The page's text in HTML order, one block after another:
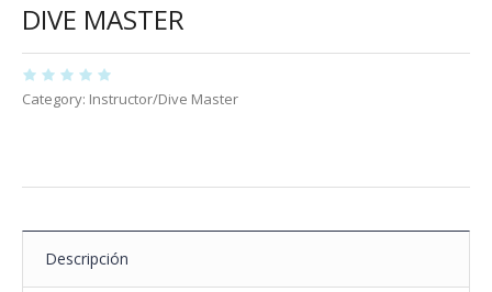
DIVE MASTER
Category: Instructor/Dive Master
Descripción